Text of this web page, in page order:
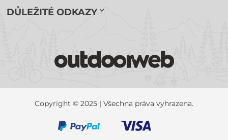
DŮLEŽITÉ ODKAZY
Copyright © 2025 | Všechna práva vyhrazena.